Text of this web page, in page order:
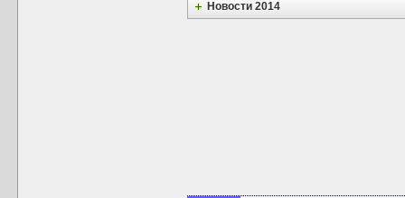
Новости 2014